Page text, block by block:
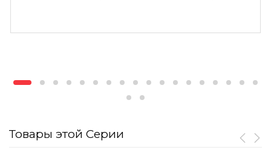
Товары этой Серии